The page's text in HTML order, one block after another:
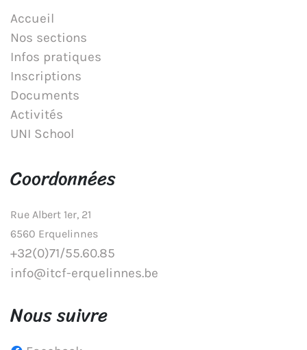
Accueil
Nos sections
Infos pratiques
Inscriptions
Documents
Activités
UNI School
Coordonnées
Rue Albert 1er, 21
6560 Erquelinnes
+32(0)71/55.60.85
info@itcf-erquelinnes.be
Nous suivre